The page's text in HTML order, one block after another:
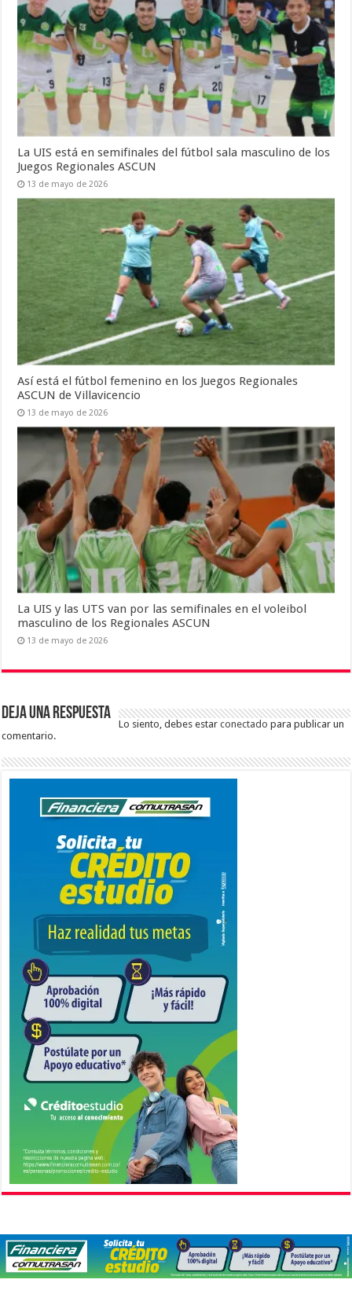
La UIS está en semifinales del fútbol sala masculino de los
Juegos Regionales ASCUN
13 de mayo de 2026
Así está el fútbol femenino en los Juegos Regionales
ASCUN de Villavicencio
13 de mayo de 2026
La UIS y las UTS van por las semifinales en el voleibol
masculino de los Regionales ASCUN
13 de mayo de 2026
Deja una respuesta
Lo siento, debes estarconectado para publicar un
comentario.